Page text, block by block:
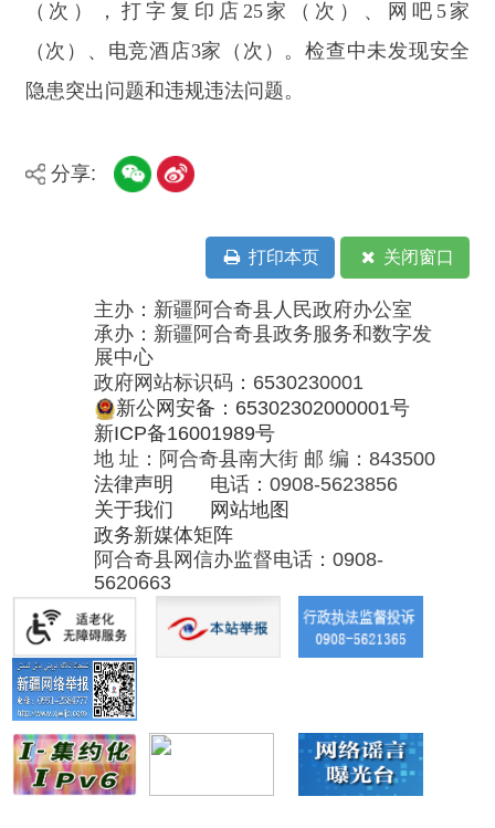
打印本页 关闭窗口
主办：新疆阿合奇县人民政府办公室
承办：新疆阿合奇县政务服务和数字发
新公网安备：65302302000001号
新ICP备16001989号
电话：0908-5623856
网站地图
阿合奇县网信办监督电话：0908-
5620663